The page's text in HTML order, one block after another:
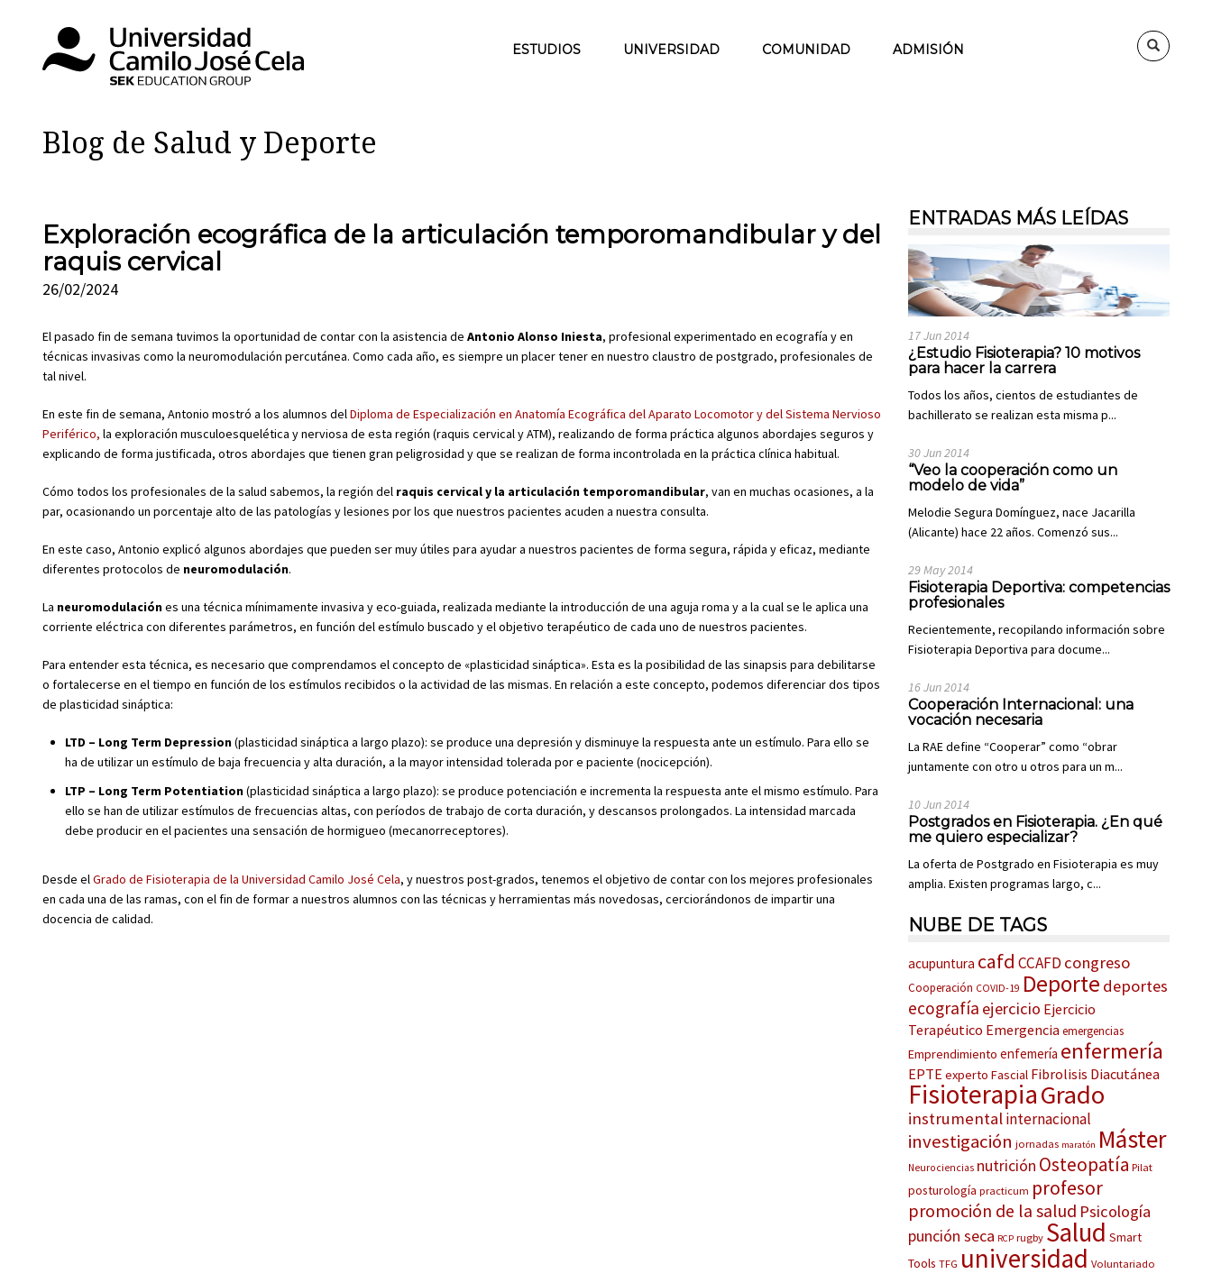
ESTUDIOS UNIVERSIDAD COMUNIDAD ADMISIÓN
Blog de Salud y Deporte
Exploración ecográfica de la articulación temporomandibular y del
raquis cervical
26/02/2024
El pasado fin de semana tuvimos la oportunidad de contar con la asistencia de Antonio Alonso Iniesta, profesional experimentado en ecografía y en
técnicas invasivas como la neuromodulación percutánea. Como cada año, es siempre un placer tener en nuestro claustro de postgrado, profesionales de
tal nivel.
En este fin de semana, Antonio mostró a los alumnos del Diploma de Especialización en Anatomía Ecográfica del Aparato Locomotor y del Sistema Nervioso
Periférico, la exploración musculoesquelética y nerviosa de esta región (raquis cervical y ATM), realizando de forma práctica algunos abordajes seguros y
explicando de forma justificada, otros abordajes que tienen gran peligrosidad y que se realizan de forma incontrolada en la práctica clínica habitual.
Cómo todos los profesionales de la salud sabemos, la región del raquis cervical y la articulación temporomandibular, van en muchas ocasiones, a la
par, ocasionando un porcentaje alto de las patologías y lesiones por los que nuestros pacientes acuden a nuestra consulta.
En este caso, Antonio explicó algunos abordajes que pueden ser muy útiles para ayudar a nuestros pacientes de forma segura, rápida y eficaz, mediante
diferentes protocolos de neuromodulación.
La neuromodulaciónes una técnica mínimamente invasiva y eco-guiada, realizada mediante la introducción de una aguja roma y a la cual se le aplica una
corriente eléctrica con diferentes parámetros, en función del estímulo buscado y el objetivo terapéutico de cada uno de nuestros pacientes.
Para entender esta técnica, es necesario que comprendamos el concepto de «plasticidad sináptica». Esta es la posibilidad de las sinapsis para debilitarse
o fortalecerse en el tiempo en función de los estímulos recibidos o la actividad de las mismas. En relación a este concepto, podemos diferenciar dos tipos
de plasticidad sináptica:
LTD – Long Term Depression(plasticidad sináptica a largo plazo): se produce una depresión y disminuye la respuesta ante un estímulo. Para ello se
ha de utilizar un estímulo de baja frecuencia y alta duración, a la mayor intensidad tolerada por e paciente (nocicepción).
LTP – Long Term Potentiation(plasticidad sináptica a largo plazo): se produce potenciación e incrementa la respuesta ante el mismo estímulo. Para
ello se han de utilizar estímulos de frecuencias altas, con períodos de trabajo de corta duración, y descansos prolongados. La intensidad marcada
debe producir en el pacientes una sensación de hormigueo (mecanorreceptores).
Desde el Grado de Fisioterapia de la Universidad Camilo José Cela, y nuestros post-grados, tenemos el objetivo de contar con los mejores profesionales
en cada una de las ramas, con el fin de formar a nuestros alumnos con las técnicas y herramientas más novedosas, cerciorándonos de impartir una
docencia de calidad.
ENTRADAS MÁS LEÍDAS
17 Jun 2014
¿Estudio Fisioterapia? 10 motivos
para hacer la carrera
Todos los años, cientos de estudiantes de
bachillerato se realizan esta misma p...
30 Jun 2014
“Veo la cooperación como un
modelo de vida”
Melodie Segura Domínguez, nace Jacarilla
(Alicante) hace 22 años. Comenzó sus...
29 May 2014
Fisioterapia Deportiva: competencias
profesionales
Recientemente, recopilando información sobre
Fisioterapia Deportiva para docume...
16 Jun 2014
Cooperación Internacional: una
vocación necesaria
La RAE define “Cooperar” como “obrar
juntamente con otro u otros para un m...
10 Jun 2014
Postgrados en Fisioterapia. ¿En qué
me quiero especializar?
La oferta de Postgrado en Fisioterapia es muy
amplia. Existen programas largo, c...
NUBE DE TAGS
acupuntura cafd CCAFDcongreso
Cooperación COVID-19 Deporte deportes
ecografía ejercicio Ejercicio
Terapéutico Emergenciaemergencias
Emprendimiento enfemería enfermería
EPTE experto Fascial Fibrolisis Diacutánea
FisioterapiaGrado
instrumentalinternacional
investigación jornadas maratón Máster
Neurociencias nutrición Osteopatía Pilat
posturología practicum profesor
promoción de la salud Psicología
punción seca RCP rugby Salud Smart
Tools TFG universidad Voluntariado